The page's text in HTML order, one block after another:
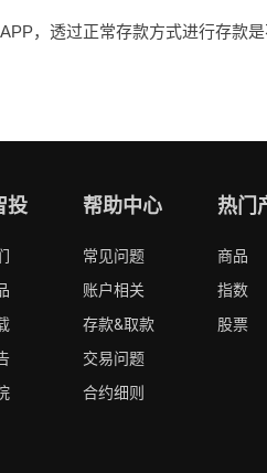
，透过正常存款方式进行存款是
投 帮助中心
常见问题
账户相关
存款&取款
交易问题
合约细则
热门
商品
指数
股票